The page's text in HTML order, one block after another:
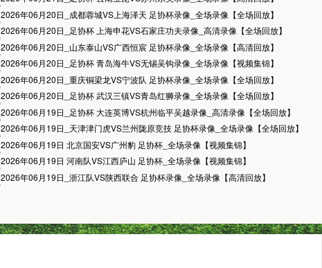
2026年06月20日_成都蓉城VS上海泽天 足协杯录像_全场录像【全场回放】
2026年06月20日_足协杯 上海申花VS石家庄功夫录像_高清录像【全场回放】
2026年06月20日_山东泰山VS广西恒宸 足协杯录像_全场录像【高清回放】
2026年06月20日_足协杯 青岛海牛VS无锡吴钩录像_全场录像【视频集锦】
2026年06月20日_重庆铜梁龙VS宁波队 足协杯录像_全场录像【全场回放】
2026年06月20日_足协杯 武汉三镇VS青岛红狮录像_全场录像【全场回放】
2026年06月19日_足协杯 大连英博VS杭州临平吴越录像_高清录像【全场回放】
2026年06月19日_天津津门虎VS兰州陇原竞技 足协杯录像_全场录像【全场回放】
2026年06月19日 北京国安VS广州豹 足协杯_全场录像【视频集锦】
2026年06月19日 河南队VS江西庐山 足协杯_全场录像【视频集锦】
2026年06月19日_浙江队VS陕西联合 足协杯录像_全场录像【高清回放】